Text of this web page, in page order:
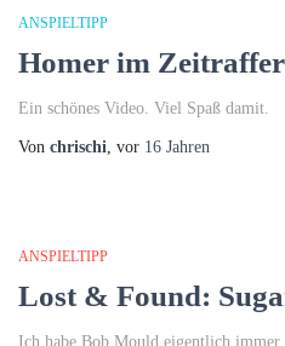
ANSPIELTIPP
Homer im Zeitraffer
Ein schönes Video. Viel Spaß damit.
Von chrischi, vor 16 Jahren
ANSPIELTIPP
Lost & Found:
Ich habe Bob Mould eigentlich